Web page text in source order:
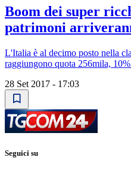
Boom dei super
patrimoni
L'Italia è al decimo posto nella
raggiungono quota 256mila,
28 Set 2017 - 17:03
Seguici su